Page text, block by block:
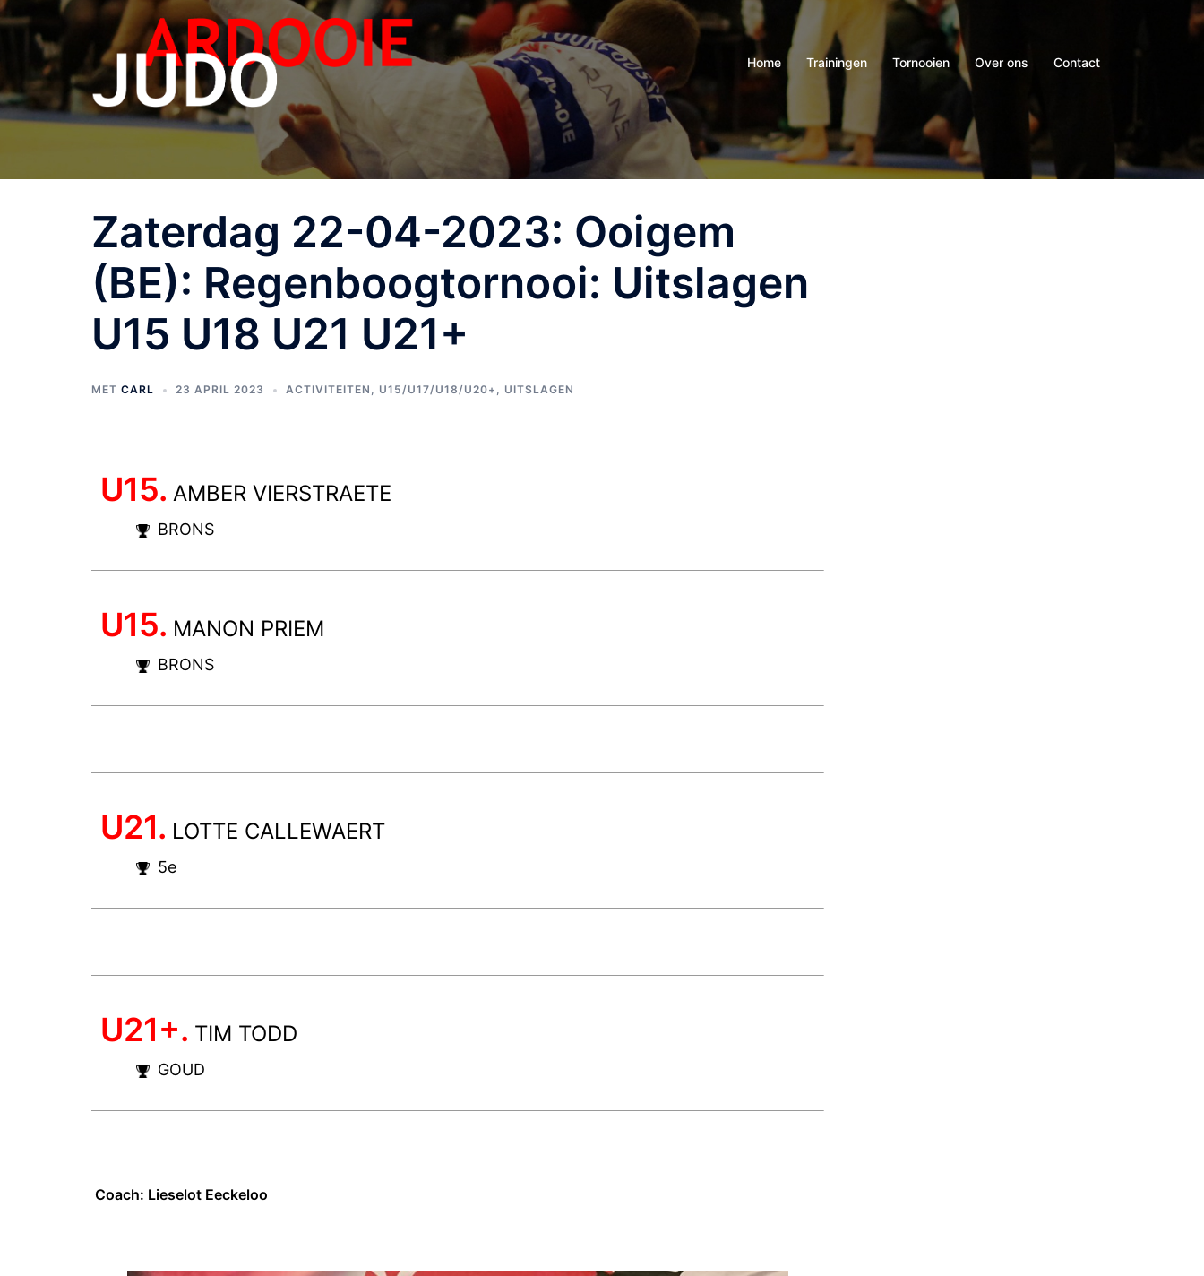
Home Trainingen Tornooien Over ons Contact
Zaterdag 22-04-2023: Ooigem
(BE): Regenboogtornooi: Uitslagen
U15 U18 U21 U21+
MET CARL 23 APRIL 2023 ACTIVITEITEN , U15/U17/U18/U20+ , UITSLAGEN
U15. AMBER VIERSTRAETE
BRONS
U15. MANON PRIEM
BRONS
U21. LOTTE CALLEWAERT
5e
U21+. TIM TODD
GOUD
Coach: Lieselot Eeckeloo